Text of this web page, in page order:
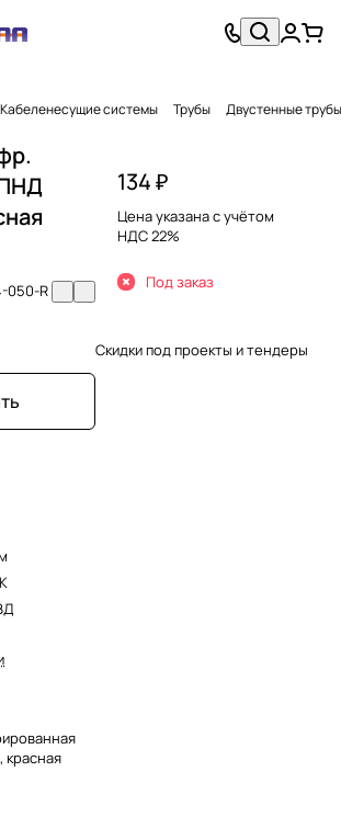
Кабеленесущие системы Трубы Двустенные трубы
050-R
красная
134 ₽
Цена указана с учётом
НДС 22%
Под заказ
Скидки под проекты и тендеры